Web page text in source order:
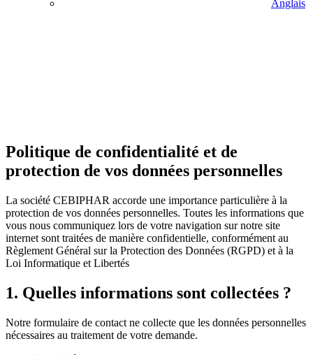
Anglais
Politique de confidentialité et de
protection de vos données personnelles
La société CEBIPHAR accorde une importance particulière à la
protection de vos données personnelles. Toutes les informations que
vous nous communiquez lors de votre navigation sur notre site
internet sont traitées de manière confidentielle, conformément au
Règlement Général sur la Protection des Données (RGPD) et à la
Loi Informatique et Libertés
1. Quelles informations sont collectées ?
Notre formulaire de contact ne collecte que les données personnelles
nécessaires au traitement de votre demande.